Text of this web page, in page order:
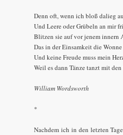
Denn oft, wenn ich bloß dalieg
Und Leere oder Grübeln an mir
Blitzen sie auf vor jenem innern
Das in der Einsamkeit die
Und keine Freude muss mein
Weil es dann Tänze tanzt mit den
William Wordsworth
*
Nachdem ich in den letzten